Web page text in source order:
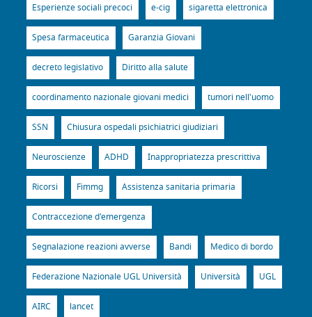
Esperienze sociali precoci e-cig sigaretta elettronica
Spesa farmaceutica Garanzia Giovani
decreto legislativo Diritto alla salute
coordinamento nazionale giovani medici tumori nell'uomo
SSN Chiusura ospedali psichiatrici giudiziari
Neuroscienze ADHD Inappropriatezza prescrittiva
Ricorsi Fimmg Assistenza sanitaria primaria
Contraccezione d'emergenza
Segnalazione reazioni avverse Bandi Medico di bordo
Federazione Nazionale UGL Università Università UGL
AIRC lancet